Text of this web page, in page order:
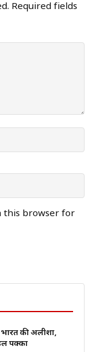
Required fields
this browser for
की अलीशा,
पक्का